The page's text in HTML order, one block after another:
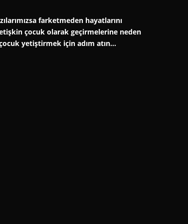
farketmeden hayatlarını
çocuk olarak geçirmelerine neden
yetiştirmek için adım atın…